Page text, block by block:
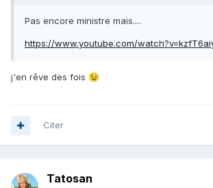
Pas encore ministre mais....
https://www.youtube.com/
j'en rêve des fois 😉
Citer
Tatosan